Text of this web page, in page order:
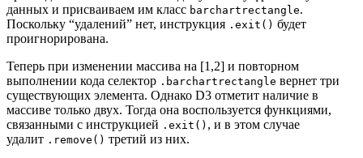
данных и присваиваем им класс barchartrectangle.
Поскольку “удалений” нет, инструкция .exit() будет
проигнорирована.
Теперь при изменении массива на [1,2] и повторном
выполнении кода селектор .barchartrectangle вернет три
существующих элемента. Однако D3 отметит наличие в
массиве только двух. Тогда она воспользуется функциями,
связанными с инструкцией .exit() , и в этом случае
удалит .remove() третий из них.